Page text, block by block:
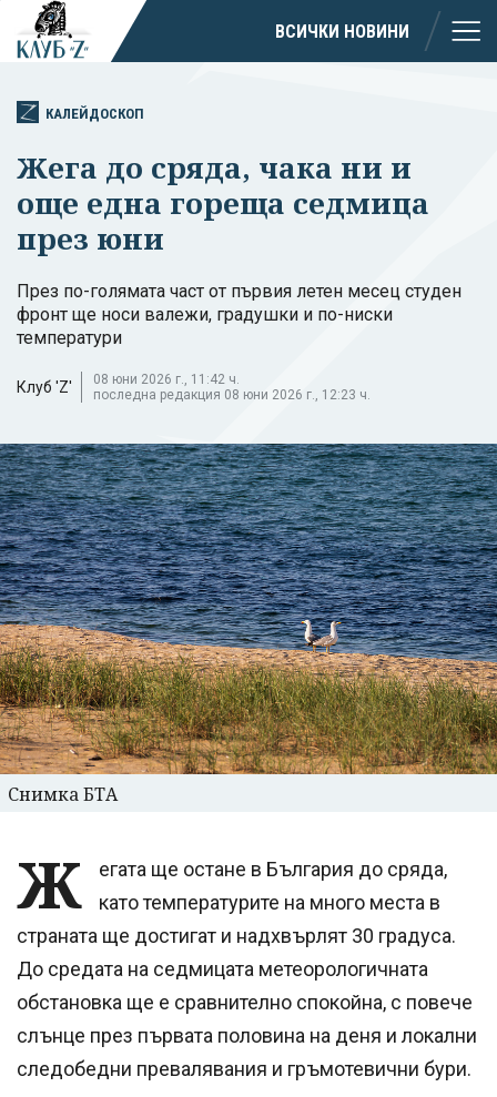
ВСИЧКИ НОВИНИ
КАЛЕЙДОСКОП
Жега до сряда, чака ни и
още една гореща седмица
през юни
През по-голямата част от първия летен месец студен
фронт ще носи валежи, градушки и по-ниски
температури
Клуб 'Z'
08 юни 2026 г., 11:42 ч.
последна редакция 08 юни 2026 г., 12:23 ч.
Снимка БТА
Ж
егата ще остане в България до сряда,
като температурите на много места в
страната ще достигат и надхвърлят 30 градуса.
До средата на седмицата метеорологичната
обстановка ще е сравнително спокойна, с повече
слънце през първата половина на деня и локални
следобедни превалявания и гръмотевични бури.